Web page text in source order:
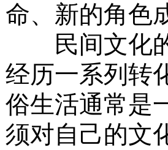
命、新的角色
民间文化的
经历一系列转
俗生活通常是
须对自己的文